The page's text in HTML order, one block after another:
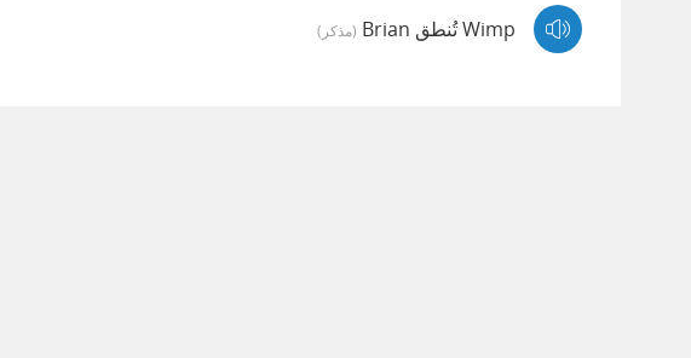
Wimp تُنطق Brian (مذكر)